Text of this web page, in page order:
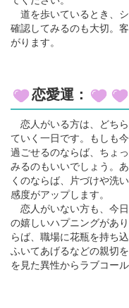
道を歩いているとき、
確認してみるのも大切。
がります。
恋愛運：
恋人がいる方は、どち
ていく一日です。もしも
過ごせるのならば、ちょ
みるのもいいでしょう。
くのならば、片づけや洗
感度がアップします。
恋人がいない方も、今
の嬉しいハプニングがあ
らば、職場に花瓶を持ち
ふいてあげるなどの親切
を見た異性からラブコー